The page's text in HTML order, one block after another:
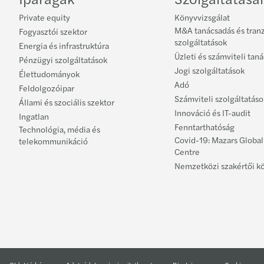
Private equity
Fogyasztói szektor
Energia és infrastruktúra
Pénzügyi szolgáltatások
Élettudományok
Feldolgozóipar
Állami és szociális szektor
Ingatlan
Technológia, média és
telekommunikáció
Könyvvizsgálat
M&A tanácsadás és
szolgáltatások
Üzleti és számviteli
Jogi szolgáltatások
Adó
Számviteli
Innováció és IT-audit
Fenntarthatóság
Covid-19: Mazars
Centre
Nemzetközi szakértői